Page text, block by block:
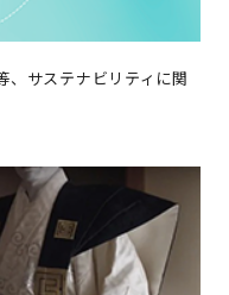
、サステナビリティに関